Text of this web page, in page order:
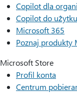
Copilot dla
Copilot do
Microsoft 365
Poznaj produkty
Microsoft Store
Profil konta
Centrum